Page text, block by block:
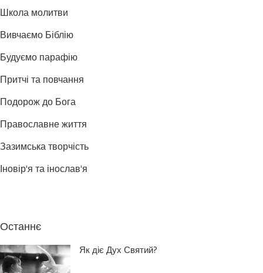
Школа молитви
Вивчаємо Біблію
Будуємо парафію
Притчі та повчання
Подорож до Бога
Православне життя
Зазимська творчість
Іновір'я та інослав'я
Останнє
Як діє Дух Святий?